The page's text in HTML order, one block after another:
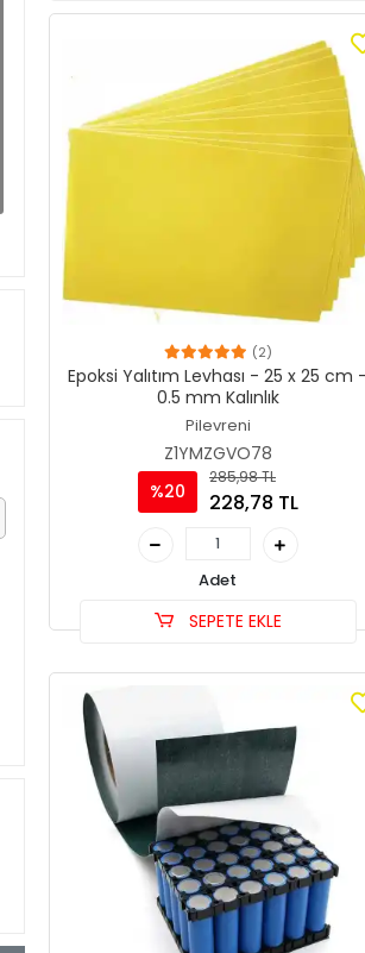
(2)
Epoksi Yalıtım Levhası - 25 x 25 cm -
0.5 mm Kalınlık
Pilevreni
Z1YMZGVO78
%20
285,98 TL
228,78 TL
Adet
SEPETE EKLE